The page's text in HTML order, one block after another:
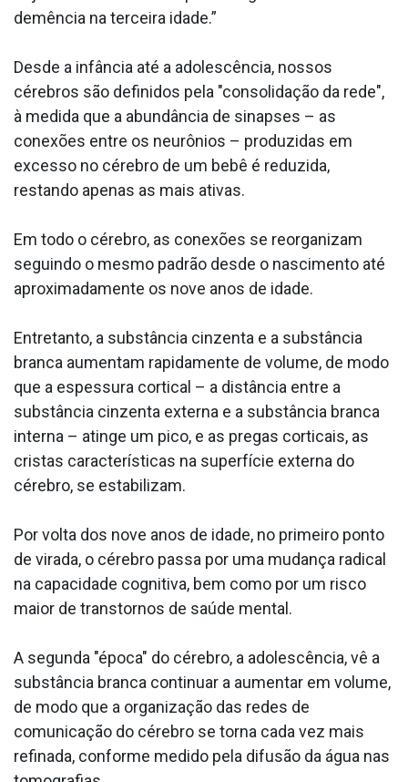
demência na terceira idade.”
Desde a infância até a adolescência, nossos
cérebros são definidos pela "consolidação da rede",
à medida que a abundância de sinapses – as
conexões entre os neurônios – produzidas em
excesso no cérebro de um bebê é reduzida,
restando apenas as mais ativas.
Em todo o cérebro, as conexões se reorganizam
seguindo o mesmo padrão desde o nascimento até
aproximadamente os nove anos de idade.
Entretanto, a substância cinzenta e a substância
branca aumentam rapidamente de volume, de modo
que a espessura cortical – a distância entre a
substância cinzenta externa e a substância branca
interna – atinge um pico, e as pregas corticais, as
cristas características na superfície externa do
cérebro, se estabilizam.
Por volta dos nove anos de idade, no primeiro ponto
de virada, o cérebro passa por uma mudança radical
na capacidade cognitiva, bem como por um risco
maior de transtornos de saúde mental.
A segunda "época" do cérebro, a adolescência, vê a
substância branca continuar a aumentar em volume,
de modo que a organização das redes de
comunicação do cérebro se torna cada vez mais
refinada, conforme medido pela difusão da água nas